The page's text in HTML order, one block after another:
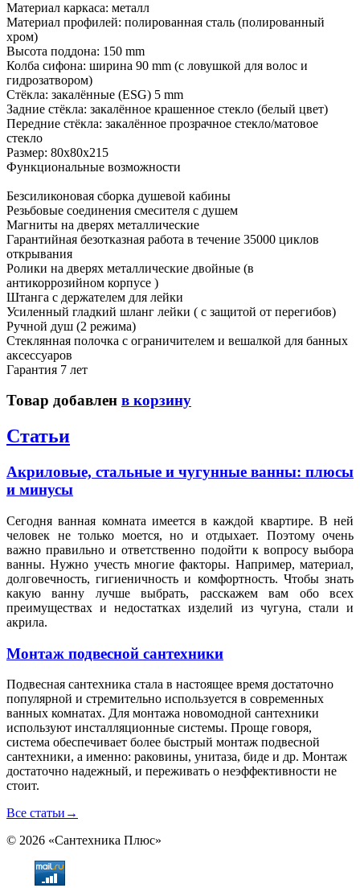
Материал каркаса: металл
Материал профилей: полированная сталь (полированный
хром)
Высота поддона: 150 mm
Колба сифона: ширина 90 mm (с ловушкой для волос и
гидрозатвором)
Стёкла: закалённые (ESG) 5 mm
Задние стёкла: закалённое крашенное стекло (белый цвет)
Передние стёкла: закалённое прозрачное стекло/матовое
стекло
Размер: 80х80х215
Функциональные возможности
Безсиликоновая сборка душевой кабины
Резьбовые соединения смесителя с душем
Магниты на дверях металлические
Гарантийная безотказная работа в течение 35000 циклов
открывания
Ролики на дверях металлические двойные (в
антикоррозийном корпусе )
Штанга с держателем для лейки
Усиленный гладкий шланг лейки ( с защитой от перегибов)
Ручной душ (2 режима)
Стеклянная полочка с ограничителем и вешалкой для банных
аксессуаров
Гарантия 7 лет
Товар добавлен в корзину
Статьи
Акриловые, стальные и чугунные ванны: плюсы
и минусы
Сегодня ванная комната имеется в каждой квартире. В ней
человек не только моется, но и отдыхает. Поэтому очень
важно правильно и ответственно подойти к вопросу выбора
ванны. Нужно учесть многие факторы. Например, материал,
долговечность, гигиеничность и комфортность. Чтобы знать
какую ванну лучше выбрать, расскажем вам обо всех
преимуществах и недостатках изделий из чугуна, стали и
акрила.
Монтаж подвесной сантехники
Подвесная сантехника стала в настоящее время достаточно
популярной и стремительно используется в современных
ванных комнатах. Для монтажа новомодной сантехники
используют инсталляционные системы. Проще говоря,
система обеспечивает более быстрый монтаж подвесной
сантехники, а именно: раковины, унитаза, биде и др. Монтаж
достаточно надежный, и переживать о неэффективности не
стоит.
Все статьи →
© 2026 «Сантехника Плюс»